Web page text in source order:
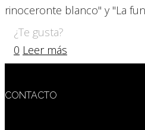
rinoceronte blanco" y "La
¿Te gusta?
0 Leer más
CONTACTO